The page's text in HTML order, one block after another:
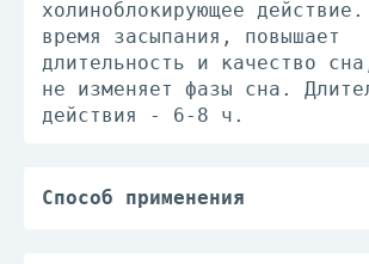
холиноблокирующее
время засыпания, повышает
длительность и качество
не изменяет фазы сна.
действия - 6-8 ч.
Способ применения